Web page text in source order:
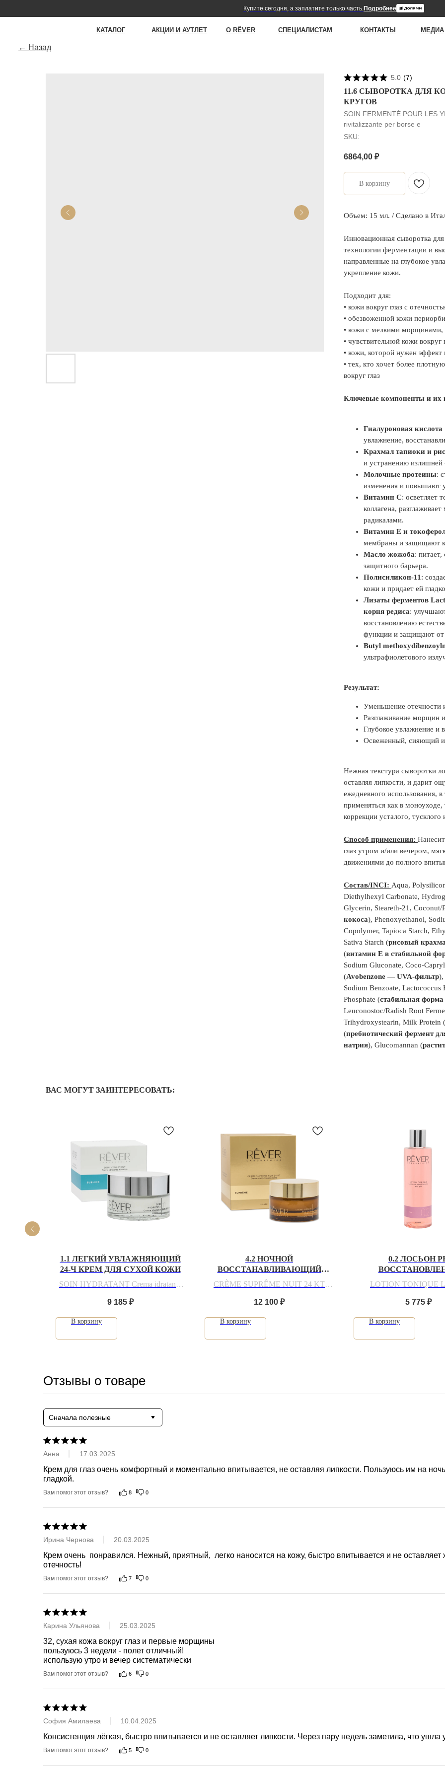
КАТАЛОГ АКЦИИ И АУТЛЕТ О RÊVER СПЕЦИАЛИСТАМ КОНТАКТЫ МЕДИА |
Купите сегодня, а заплатите только часть. Подробнее
5.0 (7)
11.6 СЫВОРОТКА ДЛЯ
КРУГОВ
SOIN FERMENTÉ POUR LES
rivitalizzante per borse e
SKU:
6864,00 ₽
В корзину
Объем: 15 мл. / Сделано в
Инновационная сыворотка для
технологии ферментации и
направленные на глубокое
укрепление кожи.
Подходит для:
• кожи вокруг глаз с
• обезвоженной кожи
• кожи с мелкими морщинами,
• чувствительной кожи
• кожи, которой нужен эффект
• тех, кто хочет более
вокруг глаз
Ключевые компоненты и их
Гиалуроновая кислота
увлажнение,
Крахмал тапиоки и
и устранению излишней
Молочные протеины:
изменения и повышают
Витамин C: осветляет
коллагена,
радикалами.
Витамин E и
мембраны и защищают
Масло жожоба: питает,
защитного барьера.
Полисиликон-11 :
кожи и придает ей
Лизаты ферментов
корня редиса:
восстановлению
функции и защищают от
Butyl
ультрафиолетового
Результат:
Уменьшение отечности
Разглаживание морщин
Глубокое увлажнение и
Освеженный, сияющий и
Нежная текстура сыворотки
оставляя липкости, и дарит
ежедневного использования,
применяться как в
коррекции усталого,
Способ применения:
глаз утром и/или вечером,
движениями до полного
Состав/INCI: Aqua,
Diethylhexyl Carbonate,
Glycerin, Steareth-21, Coconut/
кокоса), Phenoxyethanol,
Copolymer, Tapioca Starch,
Sativa Starch (рисовый
(витамин Е в стабильной
Sodium Gluconate, Coco-
(Avobenzone — UVA-фильтр),
Sodium Benzoate, Lactococcus
Phosphate (стабильная
Leuconostoc/Radish Root
Trihydroxystearin, Milk Protein (
(пребиотический фермент
натрия), Glucomannan (
ВАС МОГУТ ЗАИНТЕРЕСОВАТЬ:
1.1 ЛЕГКИЙ УВЛАЖНЯЮЩИЙ
24-Ч КРЕМ ДЛЯ СУХОЙ КОЖИ
SOIN HYDRATANT Crema idratante
9 185 ₽
В корзину
4.2 НОЧНОЙ
ВОССТАНАВЛИВАЮЩИЙ
КРЕМ C ЭФФЕКТОМ СИЯНИЯ
CRÈME SUPRÊME NUIT 24 KT
12 100 ₽
В корзину
0.2 ЛОСЬОН
LOTION TONIQUE
5 775 ₽
В корзину
Отзывы о товаре
Сначала полезные
Анна 17.03.2025
Крем для глаз очень комфортный и моментально впитывается, не оставляя липкости. Пользуюсь им на
гладкой.
Вам помог этот отзыв? 8 0
Ирина Чернова 20.03.2025
Крем очень  понравился. Нежный, приятный,  легко наносится на кожу, быстро впитывается и не
отечность!
Вам помог этот отзыв? 7 0
Карина Ульянова 25.03.2025
32, сухая кожа вокруг глаз и первые морщины
пользуюсь 3 недели - полет отличный!
использую утро и вечер систематически
Вам помог этот отзыв? 6 0
София Амилаева 10.04.2025
Консистенция лёгкая, быстро впитывается и не оставляет липкости. Через пару недель заметила, что ушла
Вам помог этот отзыв? 5 0